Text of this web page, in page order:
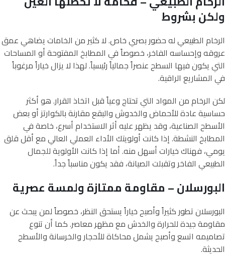
ولكن بشروط
الرخام الطبيعي له حضور بصري خاص. لا كثير من الخامات يضاهي عمق
عروقه وإحساسه الفاخر، خصوصاً في المطابخ المفتوحة أو المساحات
التي يكون فيها السطح عنصراً جمالياً رئيسياً. لهذا لا يزال خياراً مرغوباً
في المشاريع الراقية.
لكن الرخام من المواد التي تحتاج وعياً قبل اتخاذ القرار. هو أكثر
حساسية عادة للأحماض والخدوش والبقع مقارنة بالكوارتز أو بعض
الأسطح الصناعية، وقد يظهر عليه أثر الاستخدام أسرع، خاصة في
المطابخ النشطة. إذا كانت أولويتك الأداء العملي العالي مع أقل قلق
يومي، فهناك خيارات أسهل منه. أما إذا كانت الأولوية للجمال
الطبيعي الفاخر وتقبلت الصيانة، فقد يكون مناسباً جداً.
البورسلان – مقاومة ممتازة ولمسة عصرية
البورسلان تطور كثيراً وأصبح خياراً يستحق النظر، خصوصاً لمن يبحث عن
مقاومة جيدة للحرارة والخدش مع مظهر معاصر. كما أن تنوع
تصاميمه اتسع وأصبح يشمل محاكاة للأحجار والخرسانة والأسطح
الحديثة.